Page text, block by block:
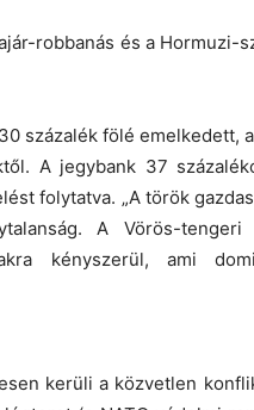
robbanás és a Hormuzi-
százalék fölé emelkedett,
A jegybank 37
folytatva. „A török
A Vörös-
kényszerül, ami
kerüli a közvetlen